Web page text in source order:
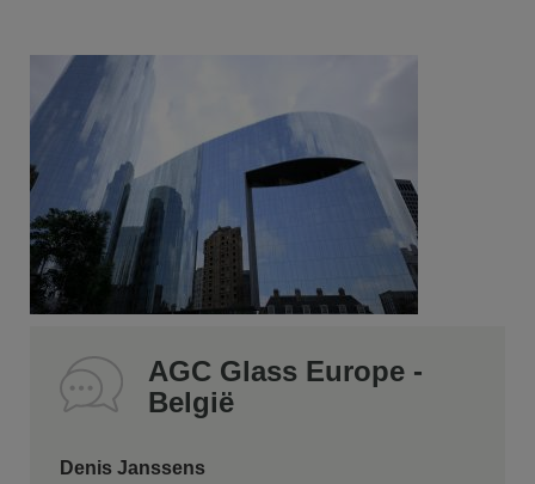
AGC Glass Europe -
België
Denis Janssens